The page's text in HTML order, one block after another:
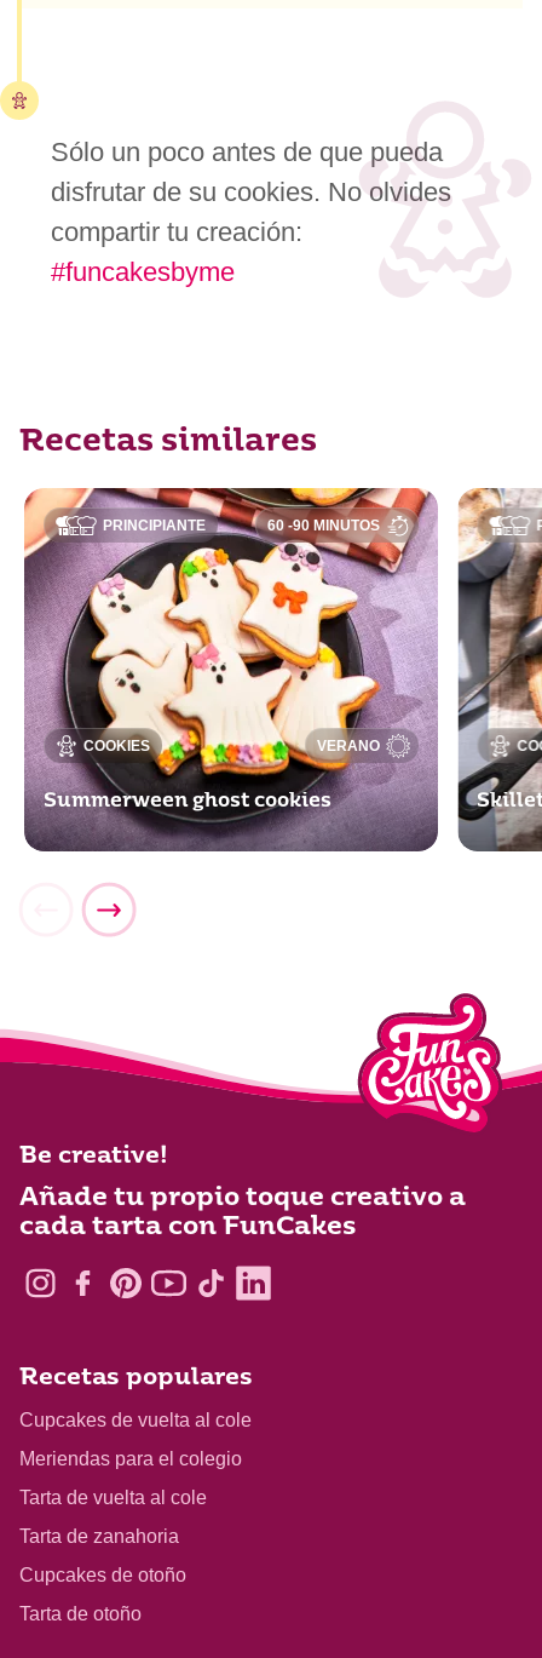
Sólo un poco antes de que pueda
disfrutar de su cookies. No olvides
compartir tu creación:
#funcakesbyme
Recetas similares
PRINCIPIANTE
COOKIES
60 -90 MINUTOS
VERANO
Summerween ghost cookies
Be creative!
Añade tu propio toque creativo a
cada tarta con FunCakes
Recetas populares
Cupcakes de vuelta al cole
Meriendas para el colegio
Tarta de vuelta al cole
Tarta de zanahoria
Cupcakes de otoño
Tarta de otoño